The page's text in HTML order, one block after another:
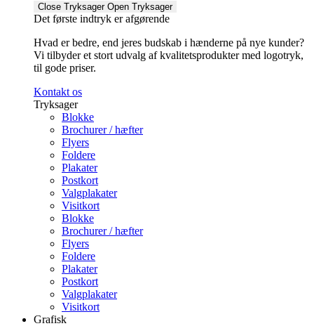
Close Tryksager Open Tryksager
Det første indtryk er afgørende
Hvad er bedre, end jeres budskab i hænderne på nye kunder?
Vi tilbyder et stort udvalg af kvalitetsprodukter med logotryk,
til gode priser.
Kontakt os
Tryksager
Blokke
Brochurer / hæfter
Flyers
Foldere
Plakater
Postkort
Valgplakater
Visitkort
Blokke
Brochurer / hæfter
Flyers
Foldere
Plakater
Postkort
Valgplakater
Visitkort
Grafisk